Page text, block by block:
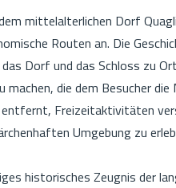
mittelalterlichen Dorf
Routen an. Die
Dorf und das Schloss zu
machen, die dem Besucher
Freizeitaktivitäten
Umgebung zu
historisches Zeugnis der